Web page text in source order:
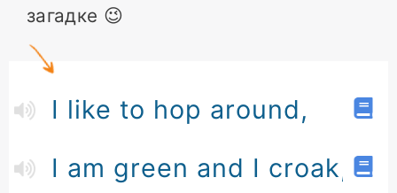
загадке 😉
I like to hop around,
I am green and I croak,